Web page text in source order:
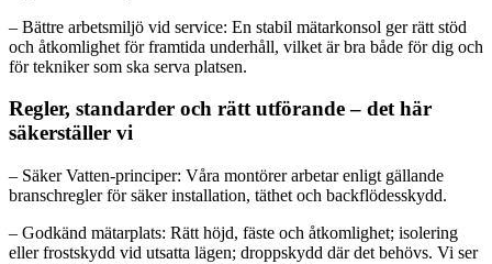
– Bättre arbetsmiljö vid service: En stabil mätarkonsol ger rätt stöd
och åtkomlighet för framtida underhåll, vilket är bra både för dig och
för tekniker som ska serva platsen.
Regler, standarder och rätt utförande – det här
säkerställer vi
– Säker Vatten-principer: Våra montörer arbetar enligt gällande
branschregler för säker installation, täthet och backflödesskydd.
– Godkänd mätarplats: Rätt höjd, fäste och åtkomlighet; isolering
eller frostskydd vid utsatta lägen; droppskydd där det behövs. Vi ser